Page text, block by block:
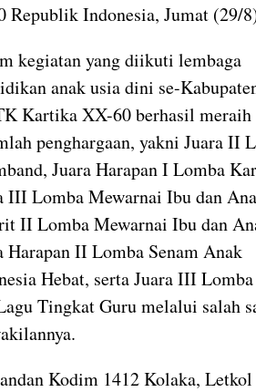
Republik Indonesia, Jumat (29/
kegiatan yang diikuti lembaga
anak usia dini se-
Kartika XX-60 berhasil meraih
penghargaan, yakni Juara II
Juara Harapan I Lomba
III Lomba Mewarnai Ibu dan
II Lomba Mewarnai Ibu dan
Harapan II Lomba Senam Anak
Hebat, serta Juara III
Tingkat Guru melalui salah
Kodim 1412 Kolaka,